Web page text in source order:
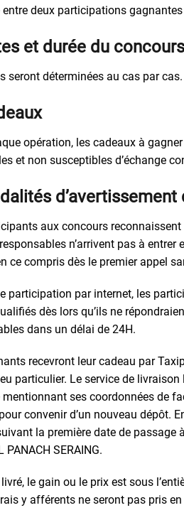
entre deux participations
et durée du concours
seront déterminées au cas par cas.
opération, les cadeaux à
et non susceptibles d’échange
aux concours
n’arrivent pas à
ce compris dès le premier appel
participation par internet, les
dès lors qu’ils ne
dans un délai de 24H.
recevront leur cadeau par
particulier. Le service de
mentionnant ses coordonnées de
convenir d’un nouveau dépôt.
la première date de passage
PANACH SERAING.
le gain ou le prix est sous
y afférents ne seront pas pris en